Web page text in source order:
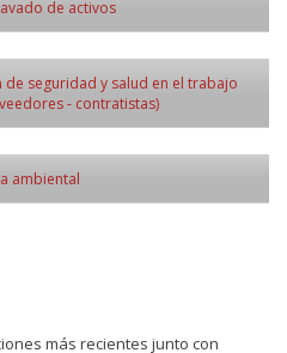
de activos
seguridad y salud en el trabajo
- contratistas)
ambiental
más recientes junto con